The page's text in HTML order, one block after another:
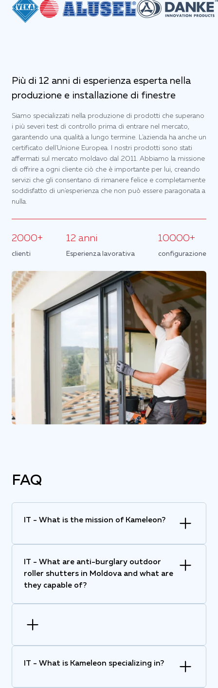
Più di 12 anni di esperienza esperta nella
produzione e installazione di finestre
Siamo specializzati nella produzione di prodotti che superano
i più severi test di controllo prima di entrare nel mercato,
garantendo una qualità a lungo termine. L'azienda ha anche un
certificato dell'Unione Europea. I nostri prodotti sono stati
affermati sul mercato moldavo dal 2011. Abbiamo la missione
di offrire a ogni cliente ciò che è importante per lui, creando
servizi che gli consentano di rimanere felice e completamente
soddisfatto di un'esperienza che non può essere paragonata a
nulla.
2000+
clienti
12 anni
Esperienza lavorativa
10000+
configurazione
FAQ
IT - What is the mission of Kameleon?
IT - What are anti-burglary outdoor
roller shutters in Moldova and what are
they capable of?
IT - What is Kameleon specializing in?